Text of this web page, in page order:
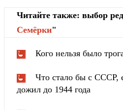
Читайте также: выбор
Cемёрки"
Кого нельзя было
Что стало бы с СССР,
дожил до 1944 года